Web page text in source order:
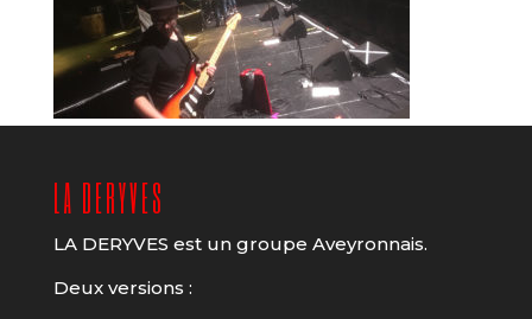
LA DERYVES
LA DERYVES est un groupe Aveyronnais.
Deux versions :